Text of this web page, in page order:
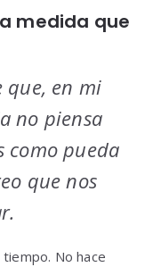
medida que
que, en mi
no piensa
como pueda
que nos
No hace